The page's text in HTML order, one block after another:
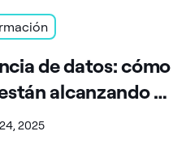
de datos: cómo
alcanzando el
2025